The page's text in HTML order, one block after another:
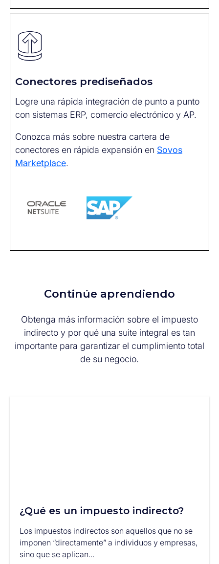
Conectores prediseñados
Logre una rápida integración de punto a punto
con sistemas ERP, comercio electrónico y AP.
Conozca más sobre nuestra cartera de
conectores en rápida expansión en Sovos
Marketplace.
Continúe aprendiendo
Obtenga más información sobre el impuesto
indirecto y por qué una suite integral es tan
importante para garantizar el cumplimiento total
de su negocio.
¿Qué es un impuesto indirecto?
Los impuestos indirectos son aquellos que no se
imponen “directamente” a individuos y empresas,
sino que se aplican...